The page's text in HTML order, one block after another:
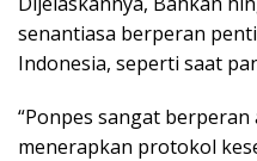
senantiasa berperan
Indonesia, seperti saat
“Ponpes sangat
menerapkan protokol